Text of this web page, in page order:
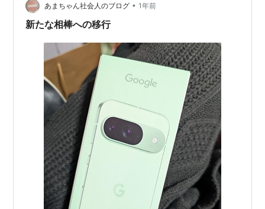
くぞ！と時刻表まで調べたところでまた気が変わり結局
自分で運転して向かった。バスを乗り継いでぼちぼち行
あまちゃん社会人のブログ • 1年前
新たな相棒への移行